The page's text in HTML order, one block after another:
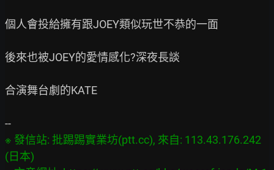
個人會投給擁有跟JOEY類似玩世不恭的一面
後來也被JOEY的愛情感化?深夜長談
合演舞台劇的KATE
※ 發信站: 批踢踢實業坊(ptt.cc), 來自: 113.43.176.242
(日本)